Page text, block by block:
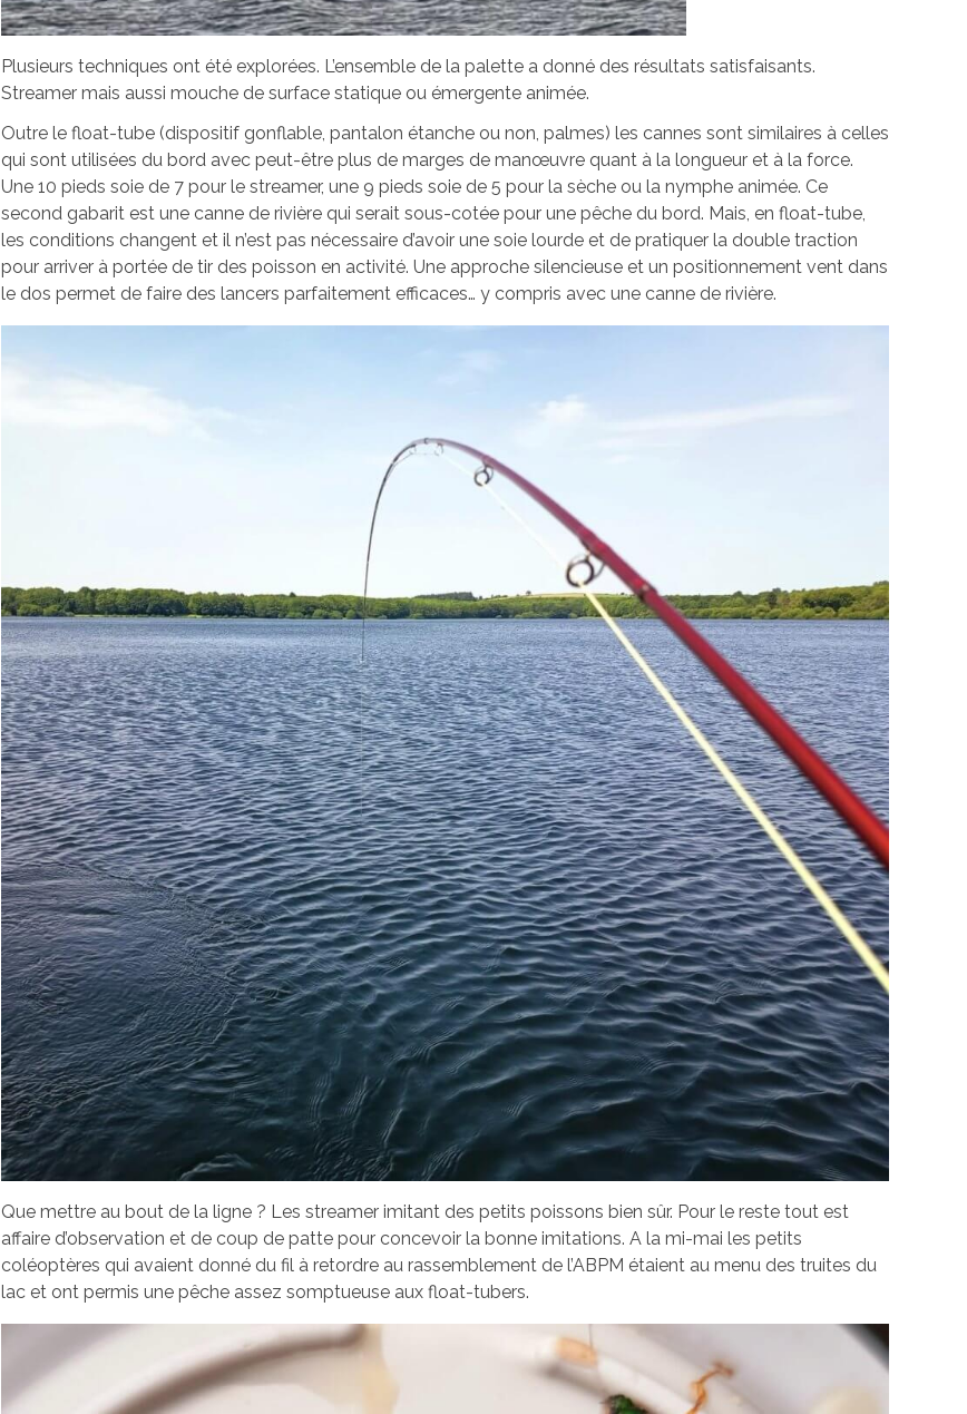
Plusieurs techniques ont été explorées. L’ensemble de la palette a donné des résultats satisfaisants.
Streamer mais aussi mouche de surface statique ou émergente animée.
Outre le float-tube (dispositif gonflable, pantalon étanche ou non, palmes) les cannes sont similaires à celles
qui sont utilisées du bord avec peut-être plus de marges de manœuvre quant à la longueur et à la force.
Une 10 pieds soie de 7 pour le streamer, une 9 pieds soie de 5 pour la sèche ou la nymphe animée. Ce
second gabarit est une canne de rivière qui serait sous-cotée pour une pêche du bord. Mais, en float-tube,
les conditions changent et il n’est pas nécessaire d’avoir une soie lourde et de pratiquer la double traction
pour arriver à portée de tir des poisson en activité. Une approche silencieuse et un positionnement vent dans
le dos permet de faire des lancers parfaitement efficaces… y compris avec une canne de rivière.
Que mettre au bout de la ligne ? Les streamer imitant des petits poissons bien sûr. Pour le reste tout est
affaire d’observation et de coup de patte pour concevoir la bonne imitations. A la mi-mai les petits
coléoptères qui avaient donné du fil à retordre au rassemblement de l’ABPM étaient au menu des truites du
lac et ont permis une pêche assez somptueuse aux float-tubers.